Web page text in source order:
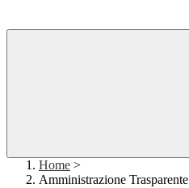
Home >
Amministrazione Trasparente